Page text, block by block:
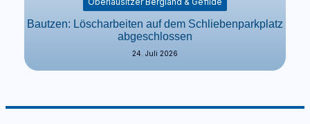
Bautzen: Löscharbeiten auf dem Schliebenparkplatz
abgeschlossen
24. Juli 2026